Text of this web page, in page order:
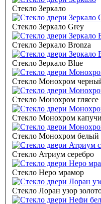
Стекло Зеркало
Стекло Зеркало Grey
Стекло Зеркало Bronza
Стекло Зеркало Blue
Стекло Монохром
Стекло Монохром гляссе
Стекло Монохром
Стекло Монохром белый
Стекло Атриум серебро
Стекло Неро мрамор
Стекло Лоран узор